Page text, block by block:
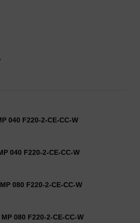
040 F220-2-CE-CC-W
040 F220-2-CE-CC-W
080 F220-2-CE-CC-W
080 F220-2-CE-CC-W